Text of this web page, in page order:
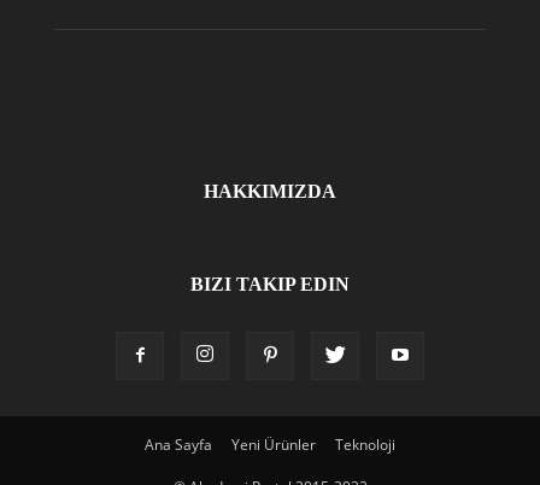
HAKKIMIZDA
BIZI TAKIP EDIN
Ana Sayfa Yeni Ürünler Teknoloji